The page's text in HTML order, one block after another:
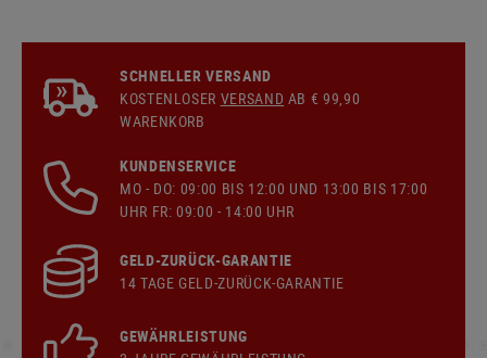
SCHNELLER VERSAND
KOSTENLOSER VERSAND AB € 99,90
WARENKORB
KUNDENSERVICE
MO - DO: 09:00 BIS 12:00 UND 13:00 BIS 17:00
UHR FR: 09:00 - 14:00 UHR
GELD-ZURÜCK-GARANTIE
14 TAGE GELD-ZURÜCK-GARANTIE
GEWÄHRLEISTUNG